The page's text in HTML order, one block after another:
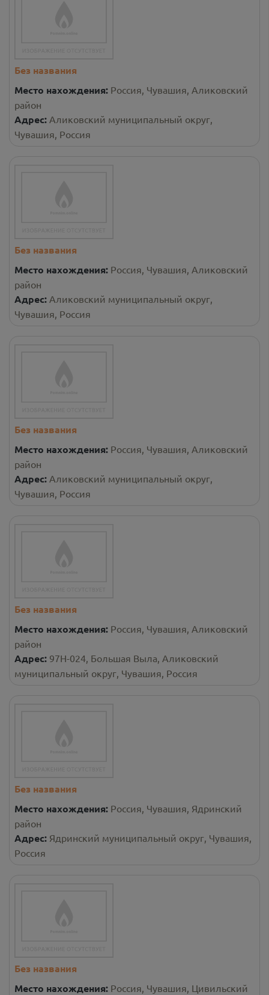
Без названия
Место нахождения: Россия, Чувашия, Аликовский
район
Адрес: Аликовский муниципальный округ,
Чувашия, Россия
Без названия
Место нахождения: Россия, Чувашия, Аликовский
район
Адрес: Аликовский муниципальный округ,
Чувашия, Россия
Без названия
Место нахождения: Россия, Чувашия, Аликовский
район
Адрес: Аликовский муниципальный округ,
Чувашия, Россия
Без названия
Место нахождения: Россия, Чувашия, Аликовский
район
Адрес: 97Н-024, Большая Выла, Аликовский
муниципальный округ, Чувашия, Россия
Без названия
Место нахождения: Россия, Чувашия, Ядринский
район
Адрес: Ядринский муниципальный округ, Чувашия,
Россия
Без названия
Место нахождения: Россия, Чувашия, Цивильский